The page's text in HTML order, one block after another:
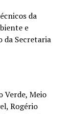
da
e
da Secretaria
Verde, Meio
Rogério